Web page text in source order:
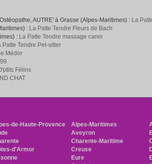
AUTRE' à Grasse (Alpes-Maritimes) : La
: La Patte Tendre Fleurs de Bach
: La Patte Tendre massage canin
Patte Tendre Pet-sitter
Médor
Félins
CHAT
de-Haute-Provence Alpes-Maritimes
Aveyron
Charente-Maritime
d'Armor Creuse
Eure